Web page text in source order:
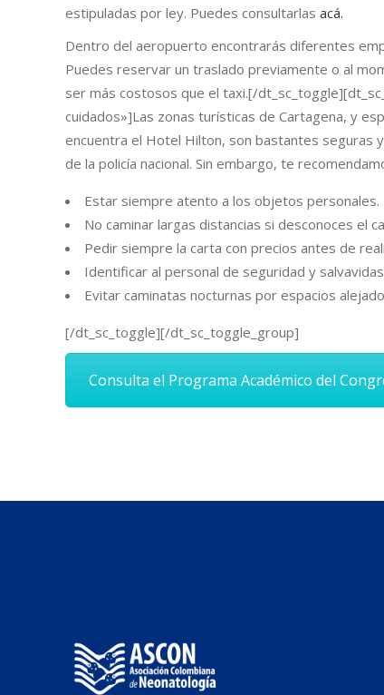
estipuladas por ley. Puedes consultarlas acá.
Dentro del aeropuerto encontrarás diferentes
Puedes reservar un traslado previamente o al
ser más costosos que el taxi.[/
cuidados»]Las zonas turísticas de Cartagena, y
encuentra el Hotel Hilton, son bastantes seguras
de la policía nacional. Sin embargo, te
Estar siempre atento a los objetos personales.
No caminar largas distancias si desconoces el
Pedir siempre la carta con precios antes de
Identificar al personal de seguridad y
Evitar caminatas nocturnas por espacios
[/dt_sc_toggle][/dt_sc_toggle_group]
Consulta el Programa Académico del